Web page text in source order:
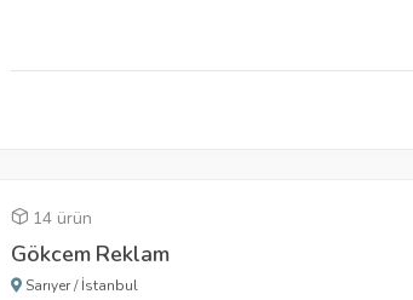
14 ürün
Gökcem Reklam
Sarıyer/İstanbul